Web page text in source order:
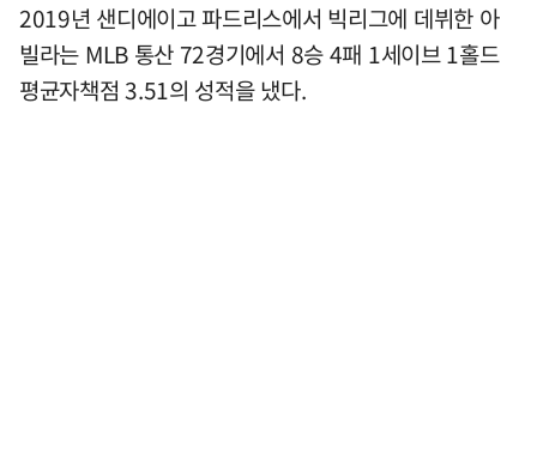
2019년 샌디에이고 파드리스에서 빅리그에 데뷔한 아
빌라는 MLB 통산 72경기에서 8승 4패 1세이브 1홀드
평균자책점 3.51의 성적을 냈다.